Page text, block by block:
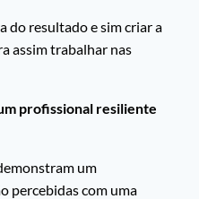
do resultado e sim criar a
assim trabalhar nas
profissional resiliente
um
percebidas com uma